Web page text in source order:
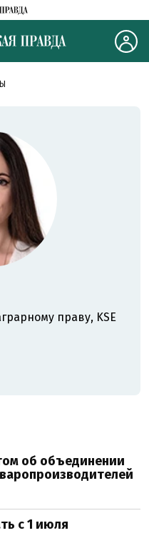
праву, KSE
об объединении
с 1 июля